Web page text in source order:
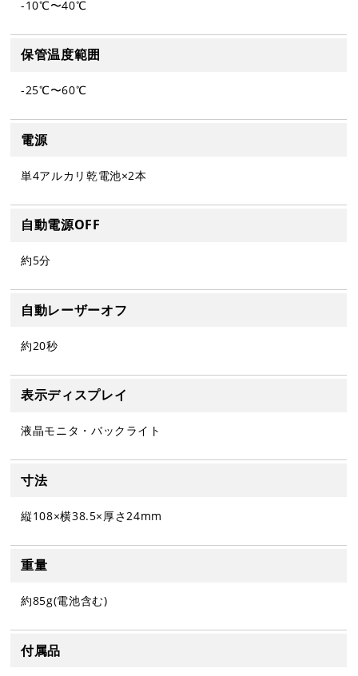
-10℃〜40℃
保管温度範囲
-25℃〜60℃
電源
単4アルカリ乾電池×2本
自動電源OFF
約5分
自動レーザーオフ
約20秒
表示ディスプレイ
液晶モニタ・バックライト
寸法
縦108×横38.5×厚さ24mm
重量
約85g(電池含む)
付属品